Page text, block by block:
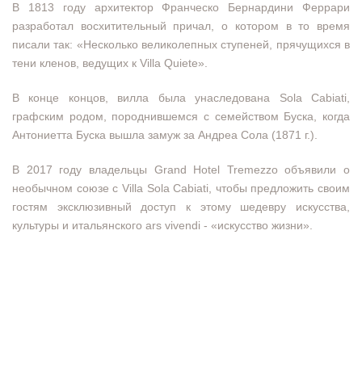
В 1813 году архитектор Франческо Бернардини Феррари
разработал восхитительный причал, о котором в то время
писали так: «Несколько великолепных ступеней, прячущихся в
тени кленов, ведущих к Villa Quiete».
В конце концов, вилла была унаследована Sola Cabiati,
графским родом, породнившемся с семейством Буска, когда
Антониетта Буска вышла замуж за Андреа Сола (1871 г.).
В 2017 году владельцы Grand Hotel Tremezzo объявили о
необычном союзе с Villa Sola Cabiati, чтобы предложить своим
гостям эксклюзивный доступ к этому шедевру искусства,
культуры и итальянского ars vivendi - «искусство жизни».